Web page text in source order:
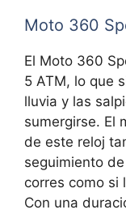
Moto 360
El Moto 360
5 ATM, lo que
lluvia y las
sumergirse. El
de este reloj
seguimiento
corres como si
Con una